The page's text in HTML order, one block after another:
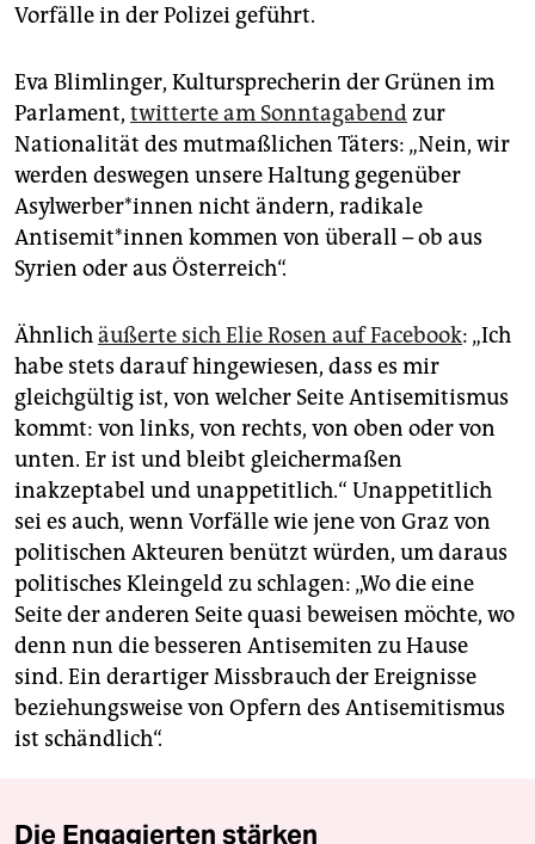
Vorfälle in der Polizei geführt.
Eva Blimlinger, Kultursprecherin der Grünen im
Parlament, twitterte am Sonntagabendzur
Nationalität des mutmaßlichen Täters: „Nein, wir
werden deswegen unsere Haltung gegenüber
Asylwerber*innen nicht ändern, radikale
Antisemit*innen kommen von überall – ob aus
Syrien oder aus Österreich“.
Ähnlichäußerte sich Elie Rosen auf Facebook: „Ich
habe stets darauf hingewiesen, dass es mir
gleichgültig ist, von welcher Seite Antisemitismus
kommt: von links, von rechts, von oben oder von
unten. Er ist und bleibt gleichermaßen
inakzeptabel und unappetitlich.“ Unappetitlich
sei es auch, wenn Vorfälle wie jene von Graz von
politischen Akteuren benützt würden, um daraus
politisches Kleingeld zu schlagen: „Wo die eine
Seite der anderen Seite quasi beweisen möchte, wo
denn nun die besseren Antisemiten zu Hause
sind. Ein derartiger Missbrauch der Ereignisse
beziehungsweise von Opfern des Antisemitismus
ist schändlich“.
Die Engagierten stärken